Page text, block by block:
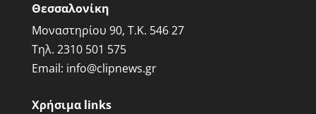
Θεσσαλονίκη
Μοναστηρίου 90, Τ.Κ. 546 27
Τηλ. 2310 501 575
Email: info@clipnews.gr
Χρήσιμα links